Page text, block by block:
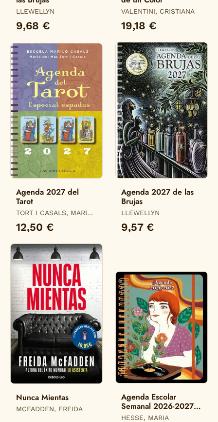
LLEWELLYN
9,68 €
VALENTINI, CRISTIANA
19,18 €
Agenda 2027 del
Tarot
TORT I CASALS, MARIA
12,50 €
Agenda 2027 de las
Brujas
LLEWELLYN
9,57 €
Nunca Mientas
MCFADDEN, FREIDA
Agenda Escolar
Semanal 2026-2027
María Hesse
HESSE, MARIA